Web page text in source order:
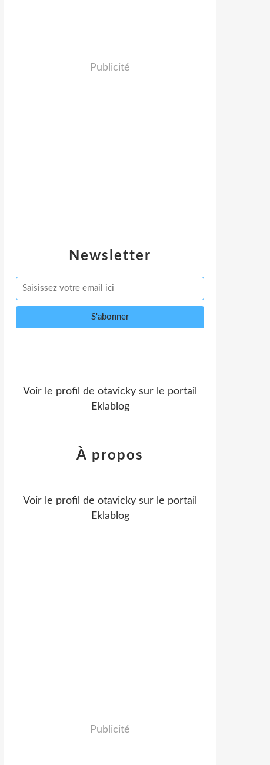
Newsletter
Publicité
Voir le profil de otavicky sur le portail
Eklablog
À propos
Voir le profil de otavicky sur le portail
Eklablog
Publicité